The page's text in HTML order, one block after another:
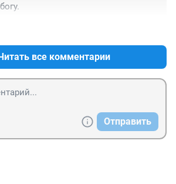
все комментарии
Отправить